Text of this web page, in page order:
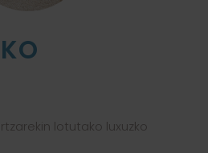
lotutako luxuzko